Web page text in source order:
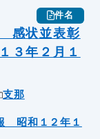
件名
感状並表彰
３年２月１
支那
昭和１２年１